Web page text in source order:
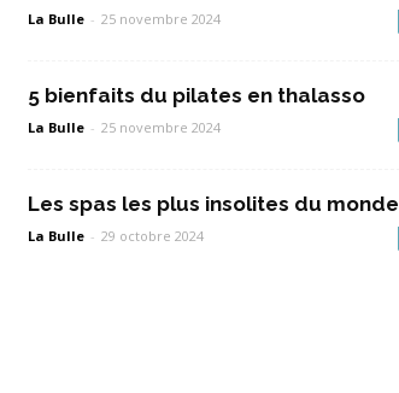
La Bulle - 25 novembre 2024
5 bienfaits du pilates en thalasso
La Bulle - 25 novembre 2024
Les spas les plus insolites du monde
La Bulle - 29 octobre 2024